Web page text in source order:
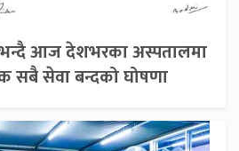
आज देशभरका अस्पतालमा
सेवा बन्दको घोषणा